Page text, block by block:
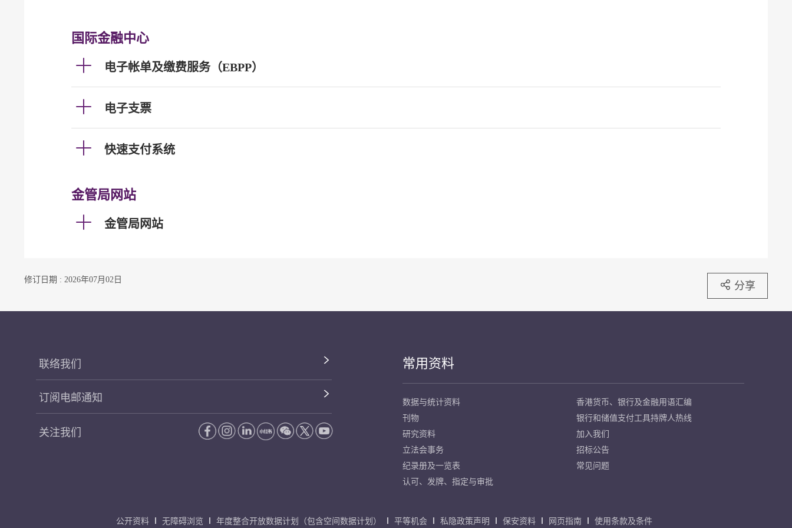
国际金融中心
电子帐单及缴费服务（EBPP）
电子支票
快速支付系统
金管局网站
金管局网站
修订日期 : 2026年07月02日 分享
联络我们
订阅电邮通知
关注我们
常用资料
数据与统计资料
刊物
研究资料
立法会事务
纪录册及一览表
认可、发牌、指定与审批
香港货币、银行及金融用语汇编
银行和储值支付工具持牌人热线
加入我们
招标公告
常见问题
公开资料 无障碍浏览 年度整合开放数据计划（包含空间数据计划） 平等机会 私隐政策声明 保安资料 网页指南 使用条款及条件